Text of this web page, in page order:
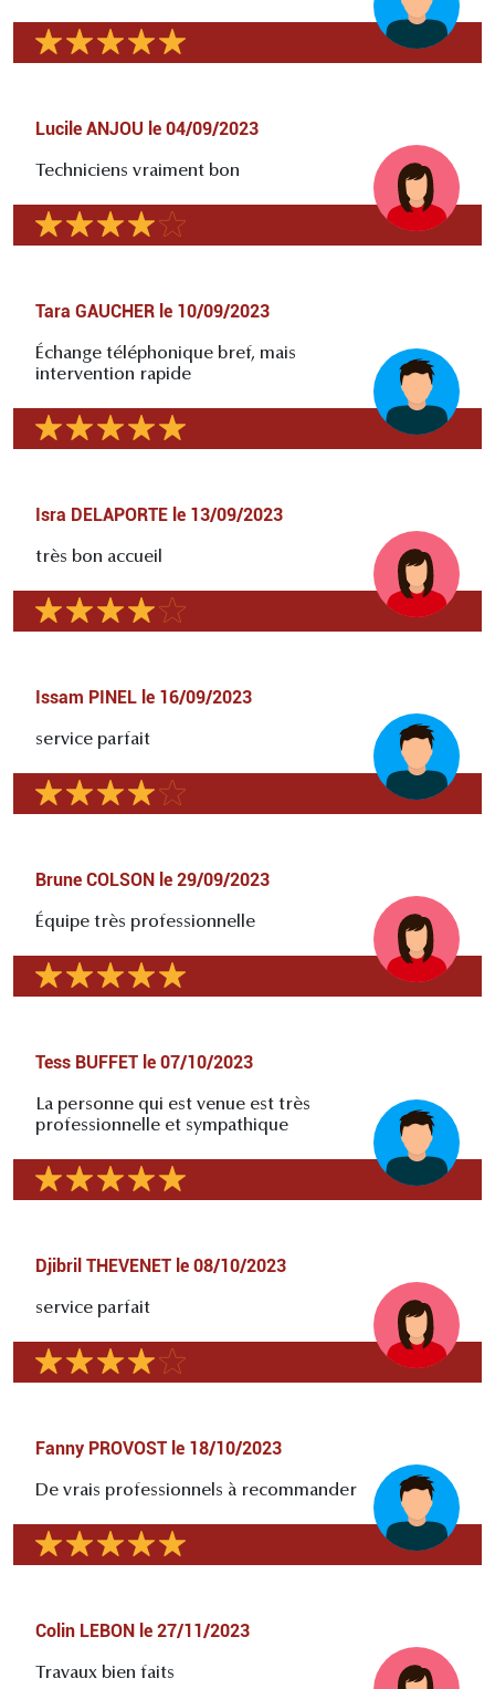
Lucile ANJOU le 04/09/2023
Techniciens vraiment bon
Tara GAUCHER le 10/09/2023
Échange téléphonique bref, mais
intervention rapide
Isra DELAPORTE le 13/09/2023
très bon accueil
Issam PINEL le 16/09/2023
service parfait
Brune COLSON le 29/09/2023
Équipe très professionnelle
Tess BUFFET le 07/10/2023
La personne qui est venue est très
professionnelle et sympathique
Djibril THEVENET le 08/10/2023
service parfait
Fanny PROVOST le 18/10/2023
De vrais professionnels à recommander
Colin LEBON le 27/11/2023
Travaux bien faits